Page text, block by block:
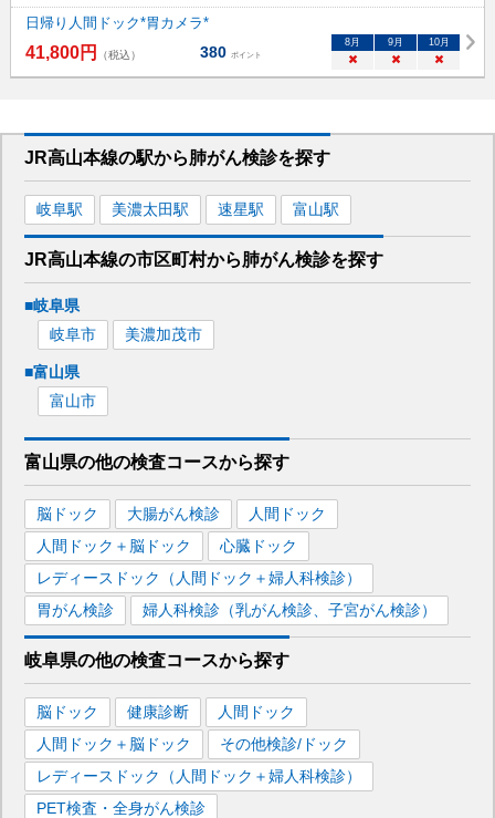
日帰り人間ドック*胃カメラ*
41,800円 （税込） 380 ポイント
8月 9月 10月
× × ×
JR高山本線の駅から肺がん検診を探す
岐阜駅 美濃太田駅 速星駅 富山駅
JR高山本線の市区町村から肺がん検診を探す
■岐阜県
岐阜市
美濃加茂市
■富山県
富山市
富山県の他の検査コースから探す
脳ドック 大腸がん検診
人間ドック
人間ドック＋脳ドック
心臓ドック
レディースドック（人間ドック＋婦人科検診）
胃がん検診
婦人科検診（乳がん検診、子宮がん検診）
岐阜県の他の検査コースから探す
脳ドック 健康診断
人間ドック
人間ドック＋脳ドック
その他検診/ドック
レディースドック（人間ドック＋婦人科検診）
PET検査・全身がん検診